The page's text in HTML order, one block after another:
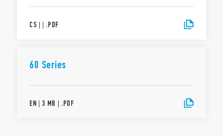
CS | | .PDF
60 Series
EN | 3 MB | .PDF